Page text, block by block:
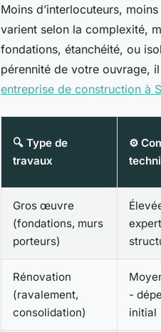
Moins d’interlocuteurs,
varient selon la complexité,
fondations, étanchéité, ou
pérennité de votre ouvrage,
entreprise de construction à
🔍 Type de
travaux
⚙️
Gros œuvre
(fondations, murs
porteurs)
Rénovation
(ravalement,
consolidation)
-
initial